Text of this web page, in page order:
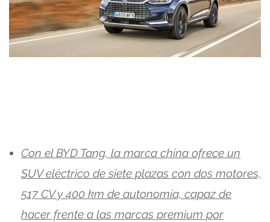
Con el BYD Tang, la marca china ofrece un
SUV eléctrico de siete plazas con dos motores,
517 CV y 400 km de autonomía, capaz de
hacer frente a las marcas premium por